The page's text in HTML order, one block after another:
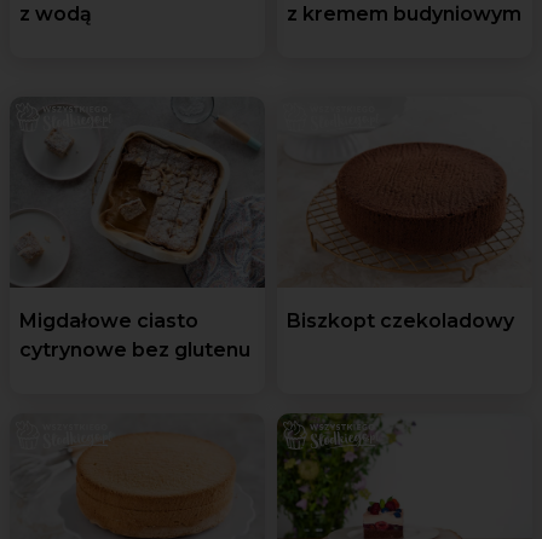
z wodą
z kremem budyniowym
Migdałowe ciasto
cytrynowe bez glutenu
Biszkopt czekoladowy